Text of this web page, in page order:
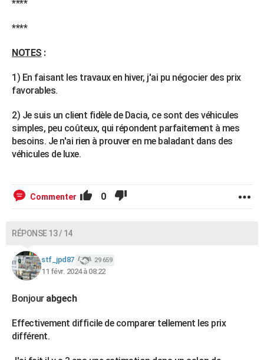
****
****
NOTES :
1) En faisant les travaux en hiver, j'ai pu négocier des prix
favorables.
2) Je suis un client fidèle de Dacia, ce sont des véhicules
simples, peu coûteux, qui répondent parfaitement à mes
besoins. Je n'ai rien à prouver en me baladant dans des
véhicules de luxe.
Commenter 0
RÉPONSE 13 / 14
stf_jpd87 29 659
11 févr. 2024 à 08:22
Bonjour abgech
Effectivement difficile de comparer tellement les prix
différent.